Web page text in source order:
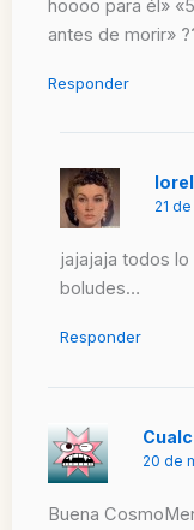
hoooo para él»
antes de morir»
Responder
21
jajajaja todos
boludes…
Responder
20 de
Buena